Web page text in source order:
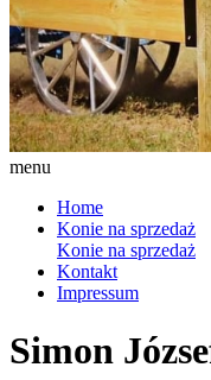
menu
Home
Konie na sprzedaż
Konie na sprzedaż
Kontakt
Impressum
Simon